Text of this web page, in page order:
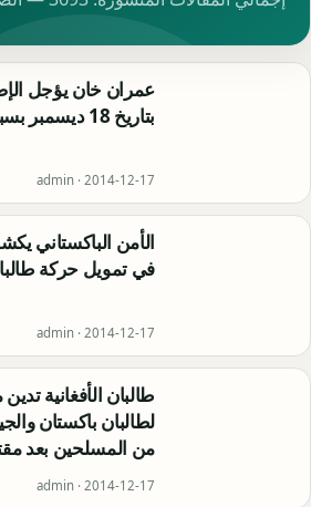
عمران خان يؤجل
بتاريخ 18 ديسمبر بسبب هجوم بيشاور
admin · 2014-12-17
الأمن الباكستاني
في تمويل حركة
admin · 2014-12-17
طالبان الأفغانية
لطالبان باكستان
من المسلحين بعد مقتل
admin · 2014-12-17